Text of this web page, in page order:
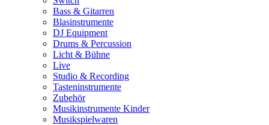
Bass & Gitarren
Blasinstrumente
DJ Equipment
Drums & Percussion
Licht & Bühne
Live
Studio & Recording
Tasteninstrumente
Zubehör
Musikinstrumente Kinder
Musikspielwaren